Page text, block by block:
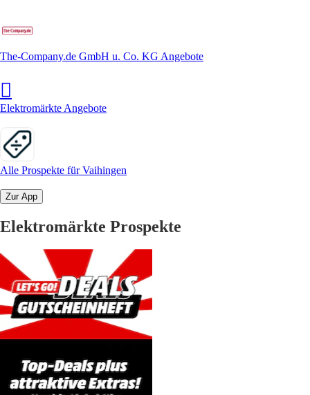
The-Company.de GmbH u. Co. KG Angebote
Elektromärkte Angebote
Alle Prospekte für Vaihingen
Zur App
Elektromärkte Prospekte